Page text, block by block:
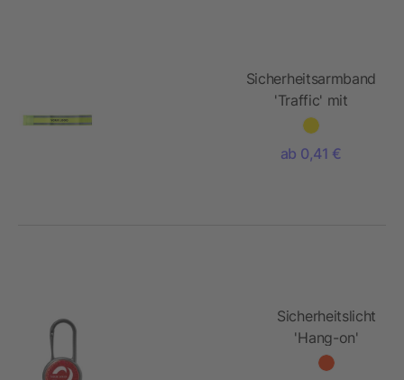
Sicherheitsarmband
'Traffic' mit
Reflektorstreifen
ab 0,41 €
Sicherheitslicht
'Hang-on'